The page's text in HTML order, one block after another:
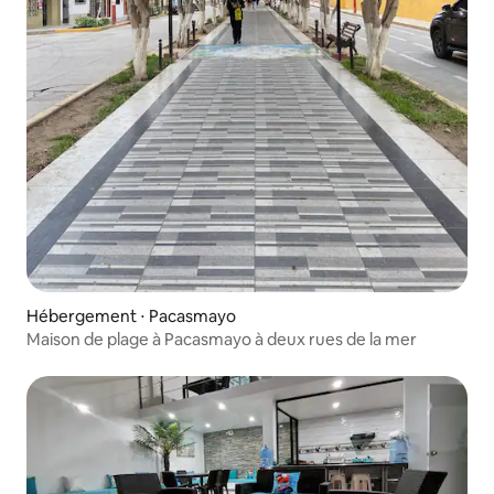
Hébergement ⋅ Pacasmayo
Maison de plage à Pacasmayo à deux rues de la mer